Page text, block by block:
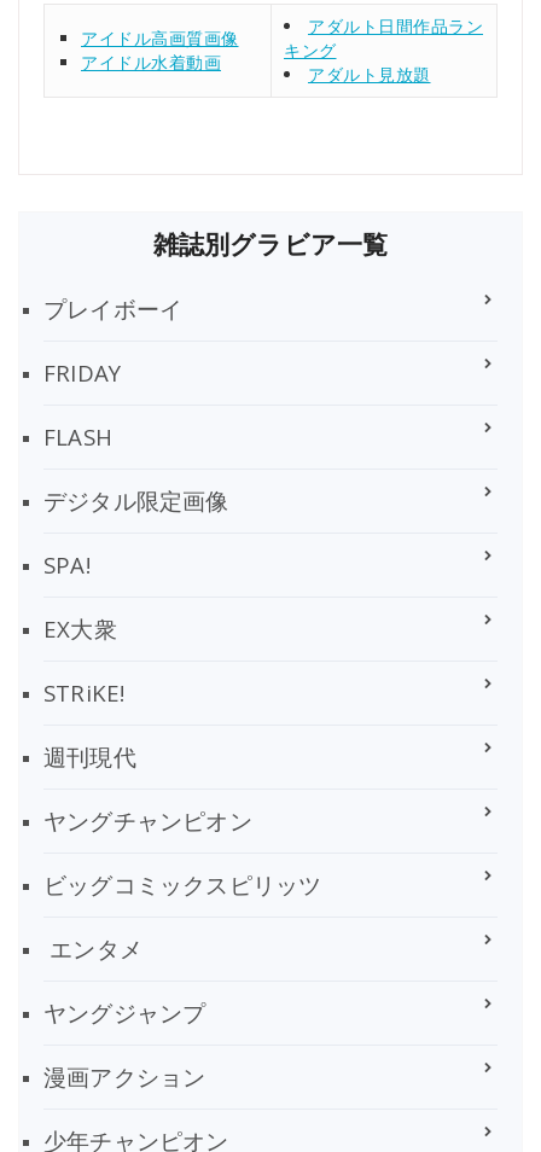
アイドル高画質画像
アイドル水着動画
アダルト日間作品ラン
キング
アダルト見放題
雑誌別グラビア一覧
プレイボーイ
FRIDAY
FLASH
デジタル限定画像
SPA!
EX大衆
STRiKE!
週刊現代
ヤングチャンピオン
ビッグコミックスピリッツ
エンタメ
ヤングジャンプ
漫画アクション
少年チャンピオン